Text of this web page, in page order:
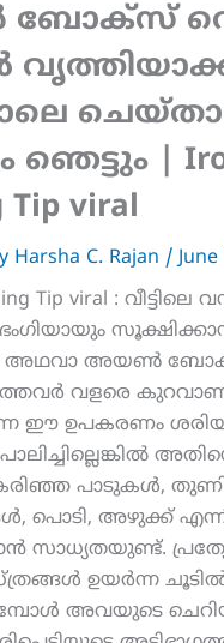
ഞെട്ടും |
Tip viral
Harsha C. Rajan /
Tip viral :
അഥവാ അയൺ
വളരെ
ഈ ഉപകരണം
പാടുകൾ,
പൊടി, അഴുക്ക്
സാധ്യതയുണ്ട്.
ഉയർന്ന
അവയുടെ